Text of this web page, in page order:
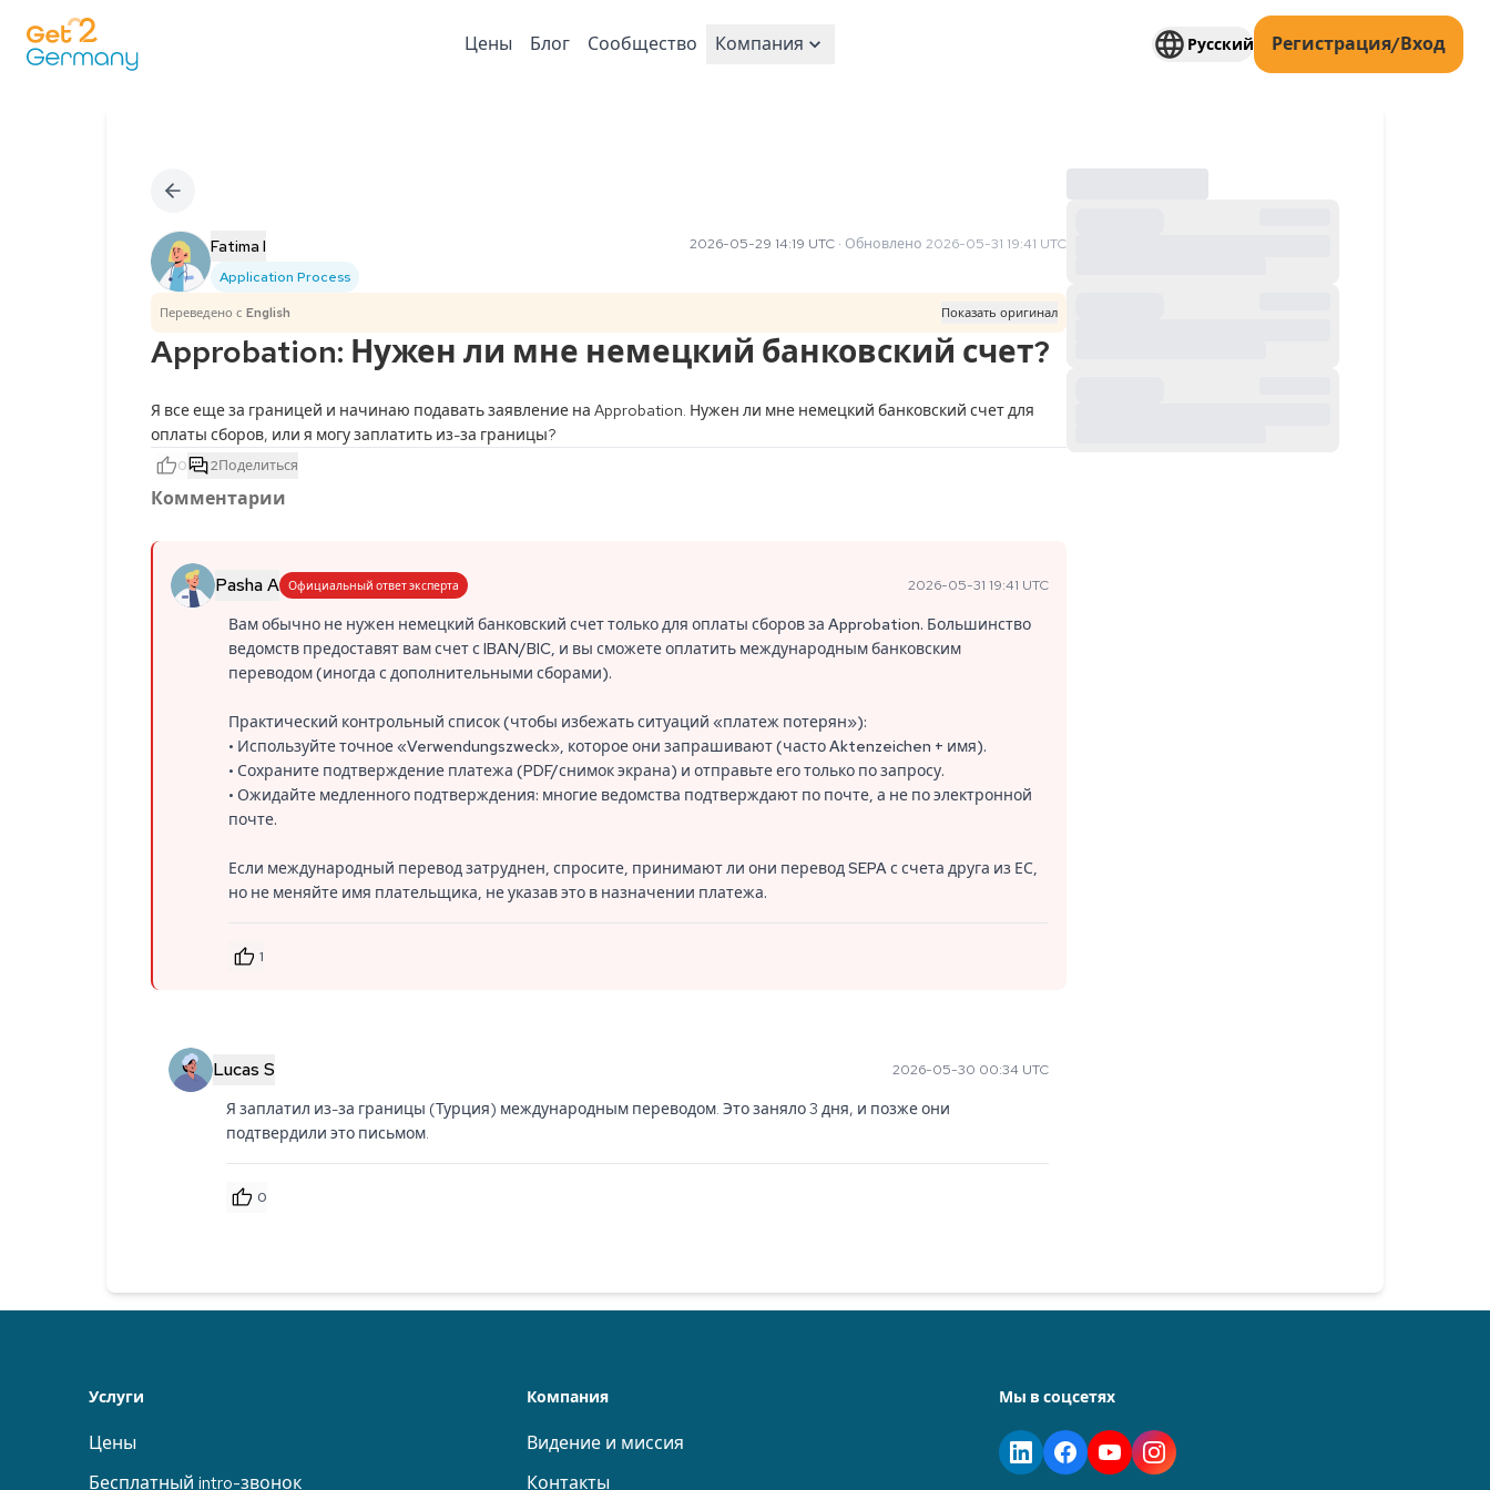
Цены Блог Сообщество Компания Русский Регистрация/Вход
Fatima I
Application Process
2026-05-29 14:19 UTC· Обновлено 2026-05-31 19:41 UTC
Переведено с English Показать оригинал
Approbation: Нужен ли мне немецкий банковский счет?
Я все еще за границей и начинаю подавать заявление на Approbation. Нужен ли мне немецкий банковский счет для
оплаты сборов, или я могу заплатить из-за границы?
0 2Поделиться
Комментарии
Pasha A Официальный ответ эксперта 2026-05-31 19:41 UTC
Вам обычно не нужен немецкий банковский счет только для оплаты сборов за Approbation. Большинство
ведомств предоставят вам счет с IBAN/BIC, и вы сможете оплатить международным банковским
переводом (иногда с дополнительными сборами).
Практический контрольный список (чтобы избежать ситуаций «платеж потерян»):
• Используйте точное «Verwendungszweck», которое они запрашивают (часто Aktenzeichen + имя).
• Сохраните подтверждение платежа (PDF/снимок экрана) и отправьте его только по запросу.
• Ожидайте медленного подтверждения: многие ведомства подтверждают по почте, а не по электронной
почте.
Если международный перевод затруднен, спросите, принимают ли они перевод SEPA с счета друга из ЕС,
но не меняйте имя плательщика, не указав это в назначении платежа.
1
Lucas S 2026-05-30 00:34 UTC
Я заплатил из-за границы (Турция) международным переводом. Это заняло 3 дня, и позже они
подтвердили это письмом.
0
Услуги
Цены
Бесплатный intro-звонок
Компания
Видение и миссия
Контакты
Мы в соцсетях